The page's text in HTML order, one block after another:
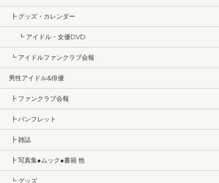
┣ グッズ・カレンダー
┗ アイドル・女優DVD
┗ アイドルファンクラブ会報
男性アイドル&俳優
┣ ファンクラブ会報
┣ パンフレット
┣ 雑誌
┣ 写真集●ムック●書籍 他
┗ グッズ